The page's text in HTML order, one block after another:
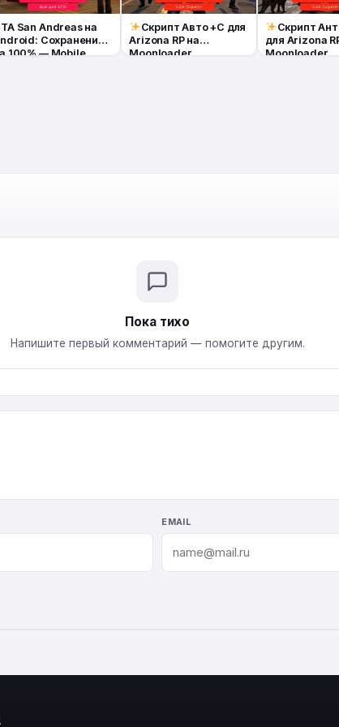
San Andreas на
Сохранение
100% — Mobile
Скрипт Авто +С для
Arizona RP на
Moonloader
Скрипт
для Arizona
Moonloader
Пока тихо
Напишите первый комментарий — помогите другим.
EMAIL